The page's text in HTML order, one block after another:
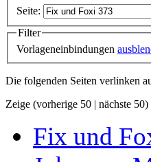
Seite:
Filter
Vorlageneinbindungen
Die folgenden Seiten verlinken
Zeige (vorherige 50 | nächste 50)
Fix und